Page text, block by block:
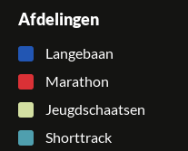
Afdelingen
Langebaan
Marathon
Jeugdschaatsen
Shorttrack